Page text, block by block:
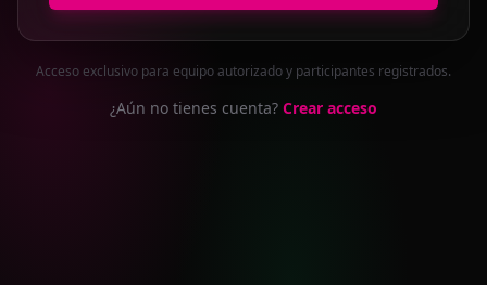
Acceso exclusivo para equipo autorizado y participantes registrados.
¿Aún no tienes cuenta? Crear acceso